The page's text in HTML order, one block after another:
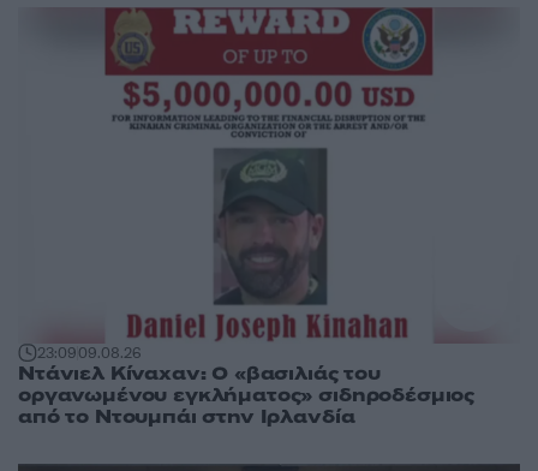
23:0909.08.26
Ντάνιελ Κίναχαν: Ο «βασιλιάς του
οργανωμένου εγκλήματος» σιδηροδέσμιος
από το Ντουμπάι στην Ιρλανδία